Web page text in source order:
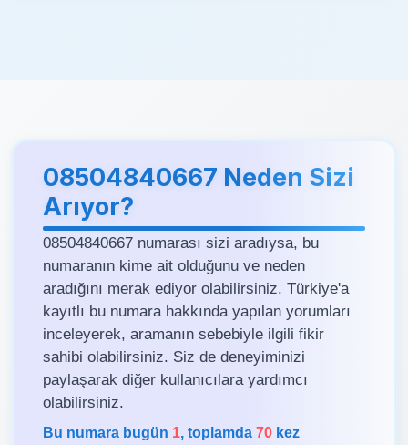
08504840667 Neden Sizi
Arıyor?
08504840667 numarası sizi aradıysa, bu
numaranın kime ait olduğunu ve neden
aradığını merak ediyor olabilirsiniz. Türkiye'a
kayıtlı bu numara hakkında yapılan yorumları
inceleyerek, aramanın sebebiyle ilgili fikir
sahibi olabilirsiniz. Siz de deneyiminizi
paylaşarak diğer kullanıcılara yardımcı
olabilirsiniz.
Bu numara bugün 1, toplamda 70 kez